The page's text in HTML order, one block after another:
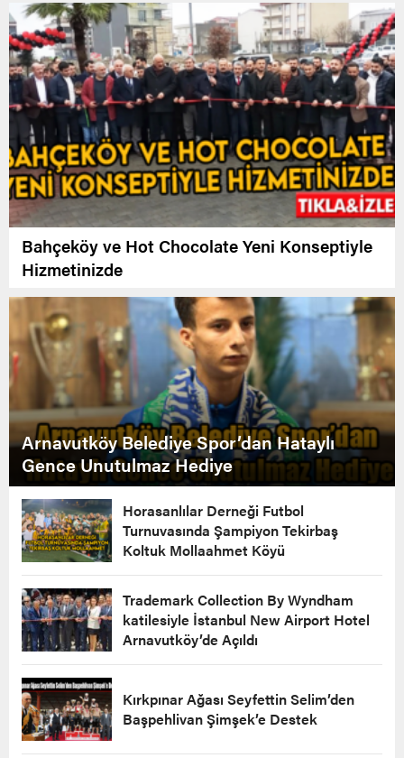
Bahçeköy ve Hot Chocolate Yeni Konseptiyle
Hizmetinizde
Arnavutköy Belediye Spor’dan Hataylı
Gence Unutulmaz Hediye
Horasanlılar Derneği Futbol
Turnuvasında Şampiyon Tekirbaş
Koltuk Mollaahmet Köyü
Trademark Collection By Wyndham
katilesiyle İstanbul New Airport Hotel
Arnavutköy’de Açıldı
Kırkpınar Ağası Seyfettin Selim’den
Başpehlivan Şimşek’e Destek